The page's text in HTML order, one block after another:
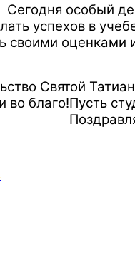
Сегодня особый
успехов в
своими оценками
Святой
во благо!Пусть